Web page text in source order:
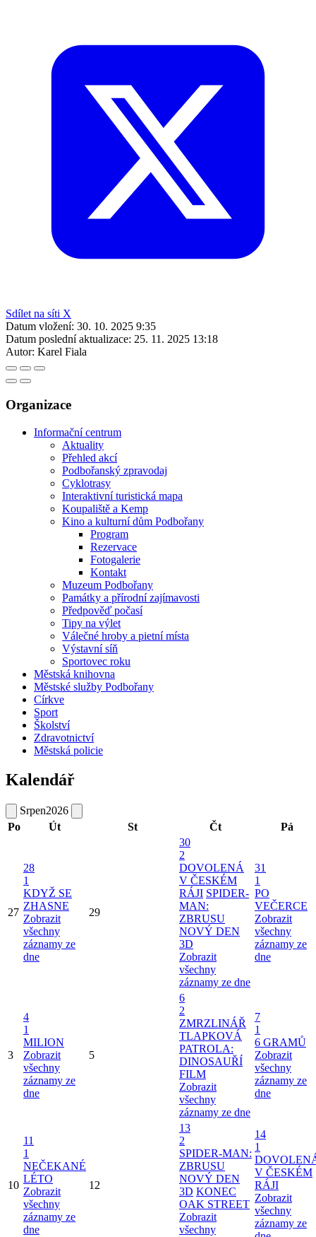
Sdílet na síti X
Datum vložení: 30. 10. 2025 9:35
Datum poslední aktualizace: 25. 11. 2025 13:18
Autor: Karel Fiala
Organizace
Informační centrum
Aktuality
Přehled akcí
Podbořanský zpravodaj
Cyklotrasy
Interaktivní turistická mapa
Koupaliště a Kemp
Kino a kulturní dům Podbořany
Program
Rezervace
Fotogalerie
Kontakt
Muzeum Podbořany
Památky a přírodní zajímavosti
Předpověď počasí
Tipy na výlet
Válečné hroby a pietní místa
Výstavní síň
Sportovec roku
Městská knihovna
Městské služby Podbořany
Církve
Sport
Školství
Zdravotnictví
Městská policie
Kalendář
Srpen2026
Po
Út St Čt Pá
27
28
1
KDYŽ SE
ZHASNE
Zobrazit
všechny
záznamy ze
dne
29
30
2
DOVOLENÁ
V ČESKÉM
RÁJI SPIDER-
MAN:
ZBRUSU
NOVÝ DEN
3D
Zobrazit
všechny
záznamy ze dne
31
1
PO
VEČERCE
Zobrazit
všechny
záznamy ze
dne
3
4
1
MILION
Zobrazit
všechny
záznamy ze
dne
5
6
2
ZMRZLINÁŘ
TLAPKOVÁ
PATROLA:
DINOSAUŘÍ
FILM
Zobrazit
všechny
záznamy ze dne
7
1
6 GRAMŮ
Zobrazit
všechny
záznamy ze
dne
10
11
1
NEČEKANÉ
LÉTO
Zobrazit
všechny
záznamy ze
dne
12
13
2
SPIDER-MAN:
ZBRUSU
NOVÝ DEN
3D KONEC
OAK STREET
Zobrazit
všechny
14
1
V ČESKÉM
RÁJI
Zobrazit
všechny
záznamy ze